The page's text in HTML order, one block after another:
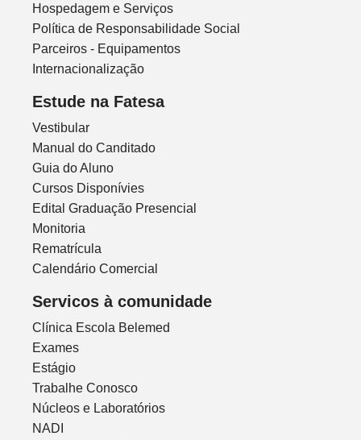
Hospedagem e Serviços
Política de Responsabilidade Social
Parceiros - Equipamentos
Internacionalização
Estude na Fatesa
Vestibular
Manual do Canditado
Guia do Aluno
Cursos Disponívies
Edital Graduação Presencial
Monitoria
Rematrícula
Calendário Comercial
Servicos à comunidade
Clínica Escola Belemed
Exames
Estágio
Trabalhe Conosco
Núcleos e Laboratórios
NADI